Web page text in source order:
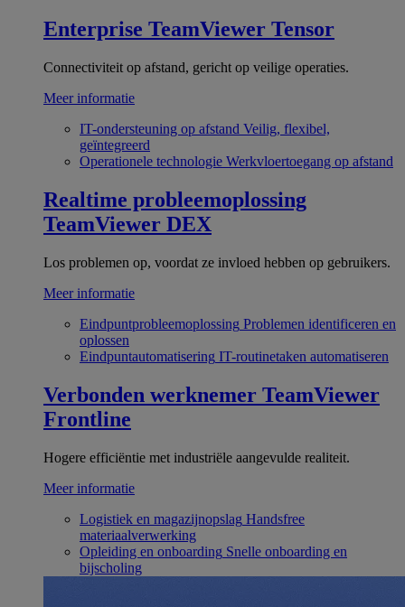
Enterprise TeamViewer Tensor
Connectiviteit op afstand, gericht op veilige operaties.
Meer informatie
IT-ondersteuning op afstand Veilig, flexibel,
geïntegreerd
Operationele technologie Werkvloertoegang op afstand
Realtime probleemoplossing
TeamViewer DEX
Los problemen op, voordat ze invloed hebben op gebruikers.
Meer informatie
Eindpuntprobleemoplossing Problemen identificeren en
oplossen
Eindpuntautomatisering IT-routinetaken automatiseren
Verbonden werknemer TeamViewer
Frontline
Hogere efficiëntie met industriële aangevulde realiteit.
Meer informatie
Logistiek en magazijnopslag Handsfree
materiaalverwerking
Opleiding en onboarding Snelle onboarding en
bijscholing